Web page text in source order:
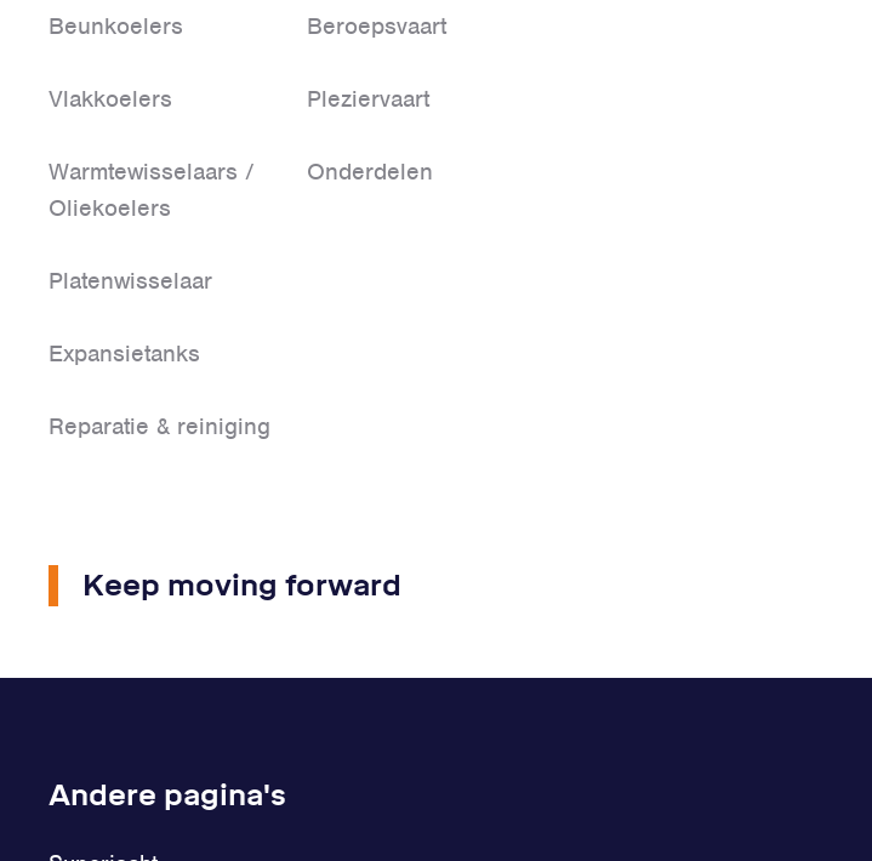
Beunkoelers
Vlakkoelers
Warmtewisselaars /
Oliekoelers
Platenwisselaar
Expansietanks
Reparatie & reiniging
Beroepsvaart
Pleziervaart
Onderdelen
Keep moving forward
Andere pagina's